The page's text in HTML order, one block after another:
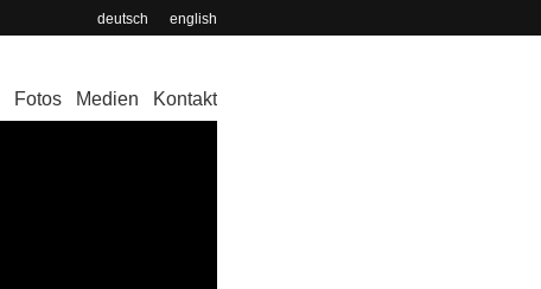
deutsch english
Fotos Medien Kontakt